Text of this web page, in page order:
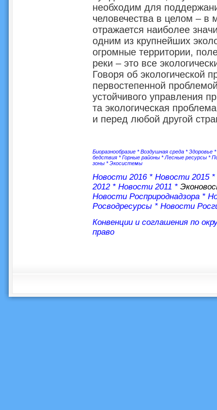
необходим для
человечества в целом – в
отражается наиболее
одним из крупнейших
огромные территории,
реки – это все
Говоря об экологической
первостепенной
устойчивого управления
та экологическая
и перед любой другой
Биоразнообразие *Воздушная среда *Здоровье *
бедствия *Горные районы *Лесные ресурсы *
зоны *Экосистемы
Новости 2016* Новости 2015*
2012* Новости 2011 *
Новости Росприроднадзора*
Росводресурсы * Новости
Конвенции и соглашения по
право